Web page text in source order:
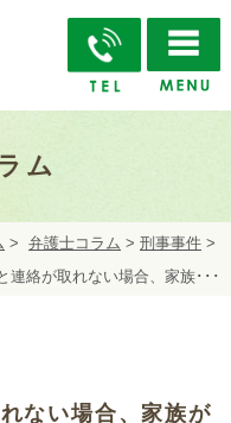
ム
> 弁護士コラム >刑事事件 >
連絡が取れない場合、家族･･･
ない場合、家族が